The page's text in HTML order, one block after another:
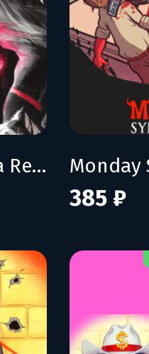
Tales of Berseria Remastered: Deluxe Edition Monday
385 ₽